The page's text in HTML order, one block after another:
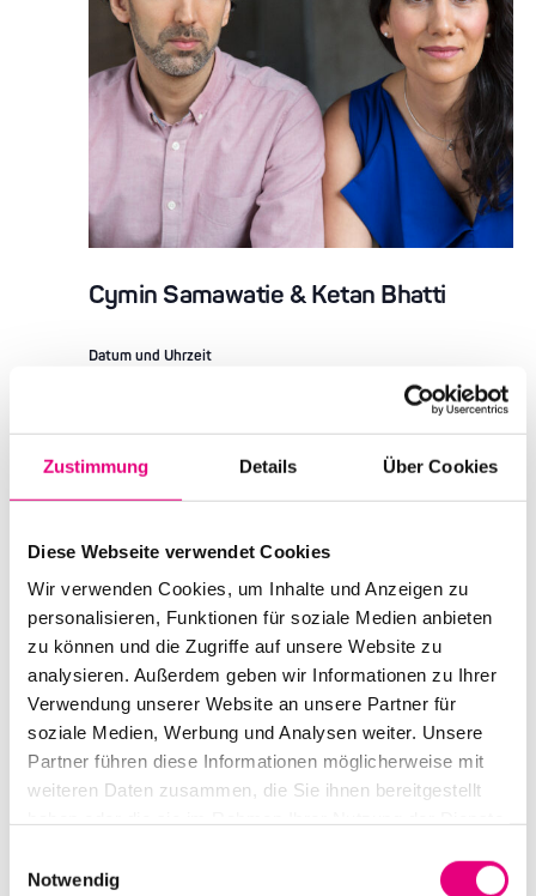
Zustimmung Details Über Cookies
Diese Webseite verwendet Cookies
Wir verwenden Cookies, um Inhalte und Anzeigen zu
personalisieren, Funktionen für soziale Medien anbieten
zu können und die Zugriffe auf unsere Website zu
analysieren. Außerdem geben wir Informationen zu Ihrer
Verwendung unserer Website an unsere Partner für
soziale Medien, Werbung und Analysen weiter. Unsere
Partner führen diese Informationen möglicherweise mit
weiteren Daten zusammen, die Sie ihnen bereitgestellt
Notwendig
Cymin Samawatie & Ketan Bhatti
Datum und Uhrzeit
Marlene-Dietrich Platz 3
Deutschland
DI.
3